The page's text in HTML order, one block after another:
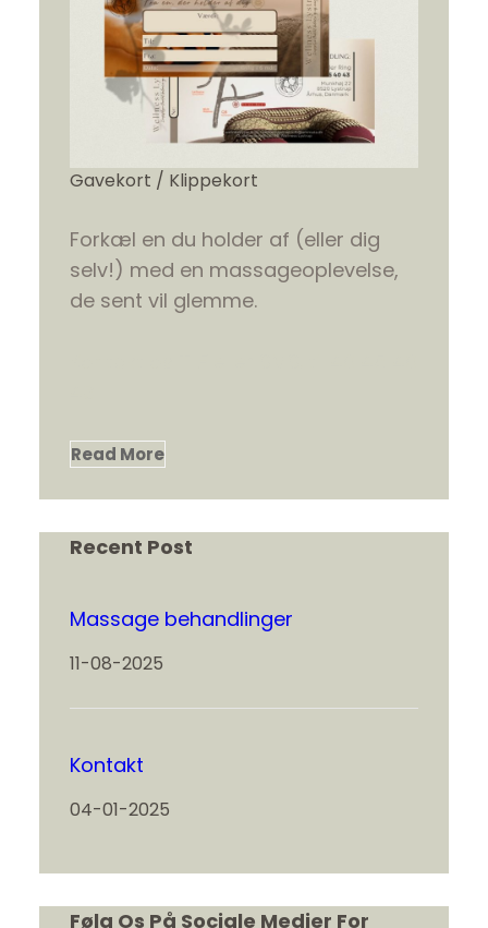
Gavekort / Klippekort
Forkæl en du holder af (eller dig
selv!) med en massageoplevelse,
de sent vil glemme.
Read More
Recent Post
Massage behandlinger
11-08-2025
Kontakt
04-01-2025
Følg Os På Sociale Medier For